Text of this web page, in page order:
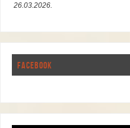
26.03.2026.
FACEBOOK